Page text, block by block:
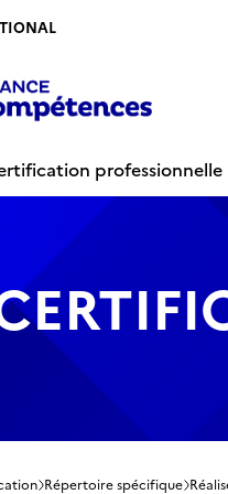
professionnelle
Répertoire spécifique